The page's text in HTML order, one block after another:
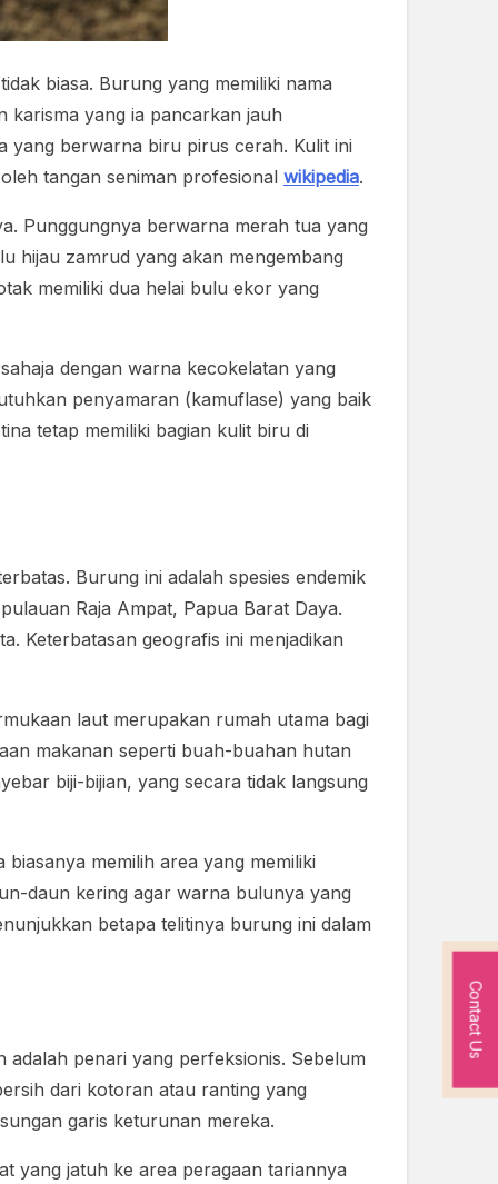
biasa. Burung yang memiliki nama
karisma yang ia pancarkan jauh
yang berwarna biru pirus cerah. Kulit ini
tangan seniman profesional wikipedia.
Punggungnya berwarna merah tua yang
hijau zamrud yang akan mengembang
memiliki dua helai bulu ekor yang
dengan warna kecokelatan yang
penyamaran (kamuflase) yang baik
tetap memiliki bagian kulit biru di
Burung ini adalah spesies endemik
Raja Ampat, Papua Barat Daya.
Keterbatasan geografis ini menjadikan
laut merupakan rumah utama bagi
makanan seperti buah-buahan hutan
biji-bijian, yang secara tidak langsung
memilih area yang memiliki
daun kering agar warna bulunya yang
betapa telitinya burung ini dalam
adalah penari yang perfeksionis. Sebelum
dari kotoran atau ranting yang
garis keturunan mereka.
yang jatuh ke area peragaan tariannya
Contact Us